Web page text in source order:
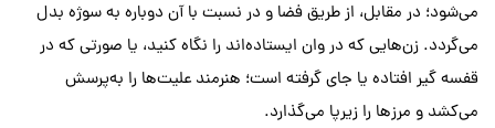
می‌شود؛ در مقابل، از طریق فضا و در نسبت با آن دوباره به سوژه بدل
می‌گردد. زن‌هایی که در وان ایستاده‌اند را نگاه کنید، یا صورتی که در
قفسه گیر افتاده یا جای گرفته است؛ هنرمند علیت‌ها را به‌پرسش
می‌کشد و مرزها را زیرپا می‌گذارد.